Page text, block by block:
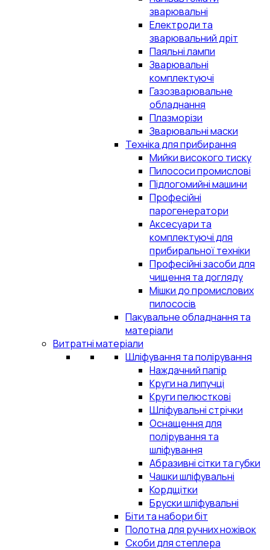
зварювальні
Електроди та
зварювальний дріт
Паяльні лампи
Зварювальні
комплектуючі
Газозварювальне
обладнання
Плазморізи
Зварювальні маски
Техніка для прибирання
Мийки високого тиску
Пилососи промислові
Підлогомийні машини
Професійні
парогенератори
Аксесуари та
комплектуючі для
прибиральної техніки
Професійні засоби для
чищення та догляду
Мішки до промислових
пилососів
Пакувальне обладнання та
матеріали
Витратні матеріали
Шліфування та полірування
Наждачний папір
Круги на липучці
Круги пелюсткові
Шліфувальні стрічки
Оснащення для
полірування та
шліфування
Абразивні сітки та губки
Чашки шліфувальні
Кордщітки
Бруски шліфувальні
Біти та набори біт
Полотна для ручних ножівок
Скоби для степлера